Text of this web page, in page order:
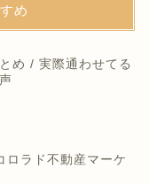
め
め / 実際通わせてる
ロラド不動産マーケ